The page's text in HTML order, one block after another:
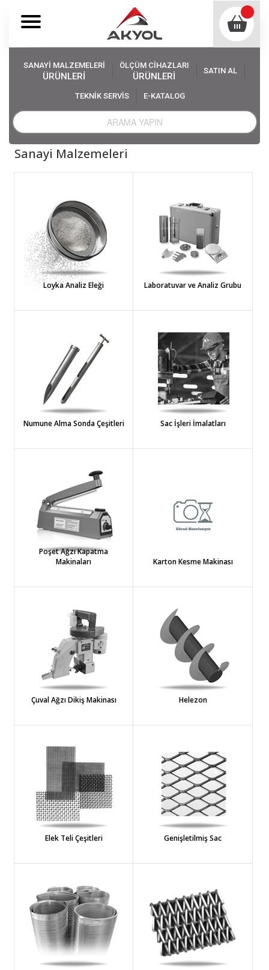
SANAYİ MALZEMELERİ
ÜRÜNLERİ
ÖLÇÜM CİHAZLARI
ÜRÜNLERİ
SATIN AL
TEKNİK SERVİS E-KATALOG
Akyol Sanayi Malzemeleri
Sanayi Malzemeleri
Loyka Analiz Eleği Laboratuvar ve Analiz Grubu
Numune Alma Sonda Çeşitleri Sac İşleri İmalatları
Poşet Ağzı Kapatma
Makinaları
Karton Kesme Makinası
Çuval Ağzı Dikiş Makinası Helezon
Elek Teli Çeşitleri Genişletilmiş Sac